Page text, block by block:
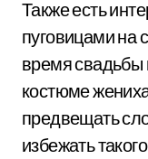
Также есть
пуговицами на
время свадьбы
костюме
предвещать
избежать